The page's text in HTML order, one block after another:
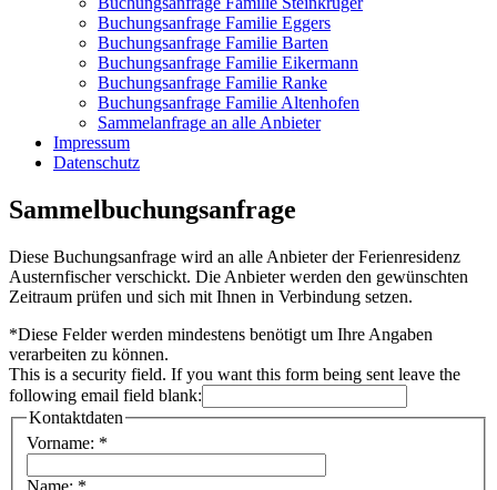
Buchungsanfrage Familie Eggers
Buchungsanfrage Familie Barten
Buchungsanfrage Familie Eikermann
Buchungsanfrage Familie Ranke
Buchungsanfrage Familie Altenhofen
Sammelanfrage an alle Anbieter
Impressum
Datenschutz
Sammelbuchungsanfrage
Diese Buchungsanfrage wird an alle Anbieter der Ferienresidenz
Austernfischer verschickt. Die Anbieter werden den gewünschten
Zeitraum prüfen und sich mit Ihnen in Verbindung setzen.
*Diese Felder werden mindestens benötigt um Ihre Angaben
verarbeiten zu können.
This is a security field. If you want this form being sent leave the
following email field blank:
Kontaktdaten
Vorname: *